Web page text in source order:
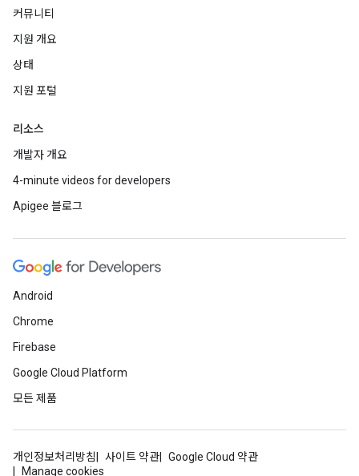
커뮤니티
지원 개요
상태
지원 포털
리소스
개발자 개요
4-minute videos for developers
Apigee 블로그
Android
Chrome
Firebase
Google Cloud Platform
모든 제품
개인정보처리방침 사이트 약관
Google Cloud 약관
Manage cookies